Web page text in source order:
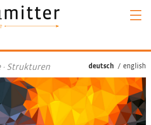
· Strukturen deutsch / english